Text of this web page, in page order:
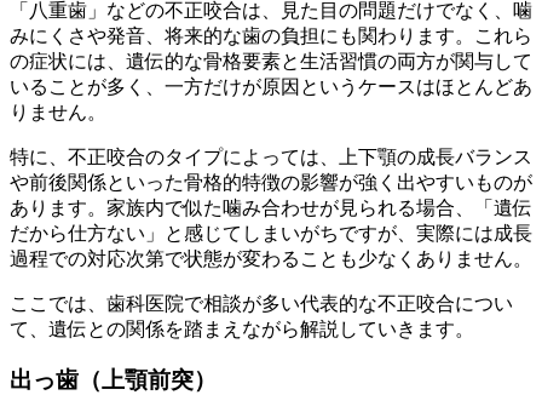
「八重歯」などの不正咬合は、見た目の問題だけでなく、噛
みにくさや発音、将来的な歯の負担にも関わります。これら
の症状には、遺伝的な骨格要素と生活習慣の両方が関与して
いることが多く、一方だけが原因というケースはほとんどあ
りません。
特に、不正咬合のタイプによっては、上下顎の成長バランス
や前後関係といった骨格的特徴の影響が強く出やすいものが
あります。家族内で似た噛み合わせが見られる場合、「遺伝
だから仕方ない」と感じてしまいがちですが、実際には成長
過程での対応次第で状態が変わることも少なくありません。
ここでは、歯科医院で相談が多い代表的な不正咬合につい
て、遺伝との関係を踏まえながら解説していきます。
出っ歯（上顎前突）